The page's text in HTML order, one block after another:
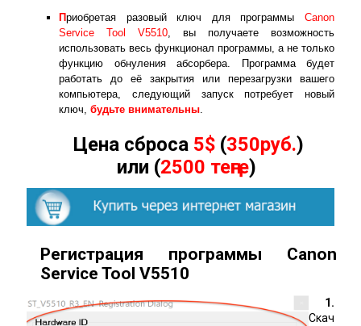
Приобретая разовый ключ для программы Canon
Service Tool V5510, вы получаете возможность
использовать весь функционал программы, а не только
функцию обнуления абсорбера. Программа будет
работать до её закрытия или перезагрузки вашего
компьютера, следующий запуск потребует новый
ключ, будьте внимательны.
Цена сброса 5$ (350руб.)
или (2500 теңге)
Регистрация программы Canon
Service Tool V5510
1.
Скач